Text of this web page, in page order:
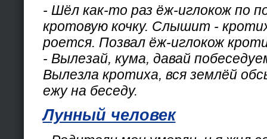
- Шёл как-то раз ёж-иглокож по
кротовую кочку. Слышит -
роется. Позвал ёж-иглокож
- Вылезай, кума, давай
Вылезла кротиха, вся землёй
ежу на беседу.
Лунный человек